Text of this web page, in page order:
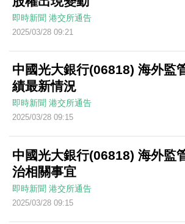
即時新聞 港交所通告
2025/03/28 09:21
中國光大銀行(06818) 海外監
績最新情況
即時新聞 港交所通告
2025/03/28 09:15
中國光大銀行(06818) 海外監
治相關事宜
即時新聞 港交所通告
2025/03/28 09:15